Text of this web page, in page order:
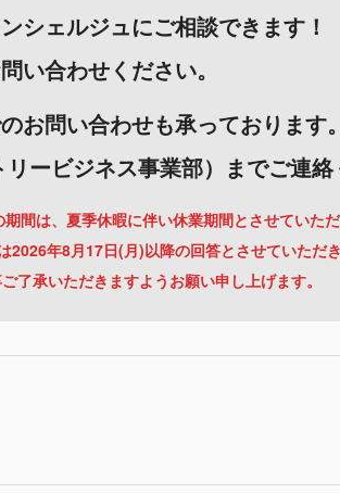
シェルジュにご相談できます！
い合わせください。
お問い合わせも承っております。
ービジネス事業部）までご連絡
間は、夏季休暇に伴い休業期間とさせていただ
年8月17日(月)以降の回答とさせていただき
了承いただきますようお願い申し上げます。